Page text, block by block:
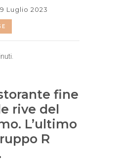
Luglio 2023
fine
rive del
L’ultimo
R